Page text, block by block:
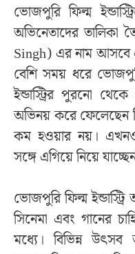
ভোজপুরি ফিল্ম
অভিনেতাদের তালিকা
Singh) এর নাম আসবে
বেশি সময় ধরে
ইন্ডাস্ট্রির পুরনো
অভিনয় করে ফেলেছেন
কম হওয়ার নয়। এখনও
সঙ্গে এগিয়ে নিয়ে
ভোজপুরি ফিল্ম
সিনেমা এবং গানের
মধ্যে। বিভিন্ন